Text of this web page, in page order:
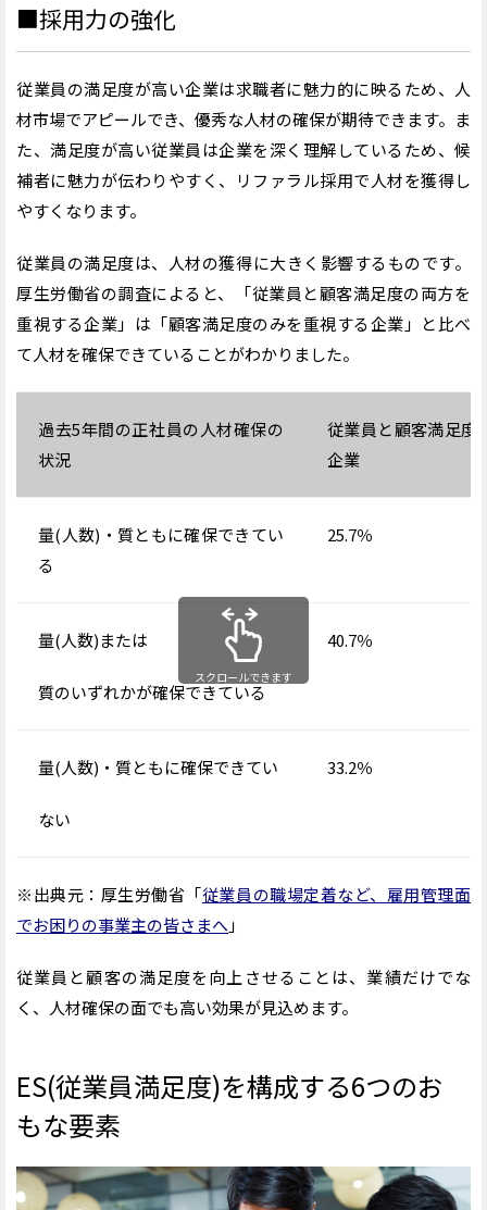
■採用力の強化
従業員の満足度が高い企業は求職者に魅力的に映るため、人
材市場でアピールでき、優秀な人材の確保が期待できます。ま
た、満足度が高い従業員は企業を深く理解しているため、候
補者に魅力が伝わりやすく、リファラル採用で人材を獲得し
やすくなります。
従業員の満足度は、人材の獲得に大きく影響するものです。
厚生労働省の調査によると、「従業員と顧客満足度の両方を
重視する企業」は「顧客満足度のみを重視する企業」と比べ
て人材を確保できていることがわかりました。
過去5年間の正社員の人材確保の
状況
従業員と顧客満足度
企業
量(人数)・質ともに確保できてい
る
25.7％
量(人数)または
質のいずれかが確保できている
40.7％
量(人数)・質ともに確保できてい
ない
33.2％
スクロールできます
※出典元：厚生労働省「従業員の職場定着など、雇用管理面
でお困りの事業主の皆さまへ 」
従業員と顧客の満足度を向上させることは、業績だけでな
く、人材確保の面でも高い効果が見込めます。
ES(従業員満足度)を構成する6つのお
もな要素